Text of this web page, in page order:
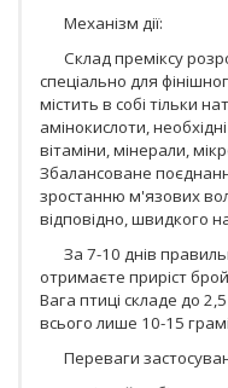
Механізм дії:
Склад преміксу
спеціально для
містить в собі тільки
амінокислоти,
вітаміни, мінерали,
Збалансоване
зростанню м'язових
відповідно, швидкого
За 7-10 днів
отримаєте приріст
Вага птиці складе до
всього лише 10-15
Переваги